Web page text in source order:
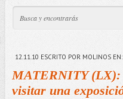
12.11.10 ESCRITO POR MOLINOS EN:
MATERNITY
visitar una